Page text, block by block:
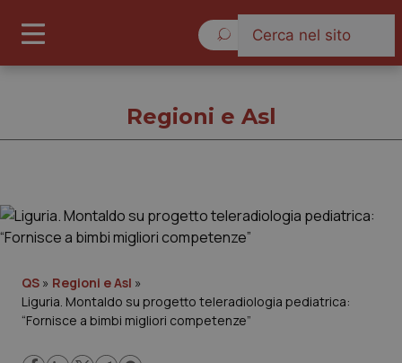
Governo e Parlamento
Regioni e Asl
Regioni e Asl
QS » Regioni e Asl »
Liguria. Montaldo su progetto teleradiologia pediatrica:
“Fornisce a bimbi migliori competenze”